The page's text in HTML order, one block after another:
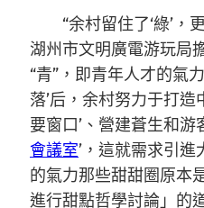
“余村留住了‘綠’，
湖州市文明廣電游玩局
“青”，即青年人才的氣
落’后，余村努力于打造
要窗口’、營建蒼生和游
會議室’，這就需求引
的氣力那些甜甜圈原本
進行甜點哲學討論」的